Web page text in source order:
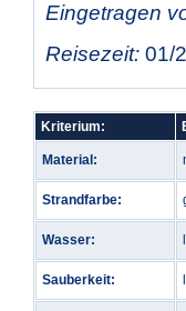
Eingetragen
Reisezeit: 01/
Kriterium:
Material:
Strandfarbe:
Wasser:
Sauberkeit: